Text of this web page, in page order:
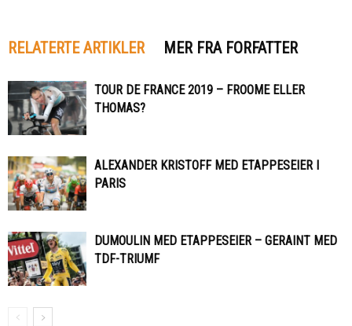
RELATERTE ARTIKLER MER FRA FORFATTER
TOUR DE FRANCE 2019 – FROOME ELLER
THOMAS?
ALEXANDER KRISTOFF MED ETAPPESEIER I
PARIS
DUMOULIN MED ETAPPESEIER – GERAINT MED
TDF-TRIUMF